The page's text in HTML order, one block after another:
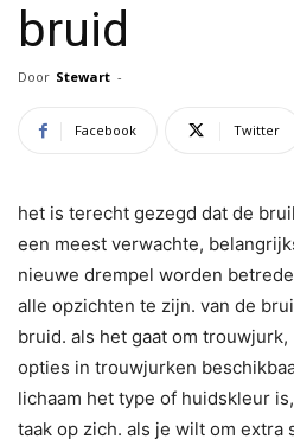
bruid
Door Stewart -
Facebook Twitter
het is terecht gezegd dat de
een meest verwachte,
nieuwe drempel worden
alle opzichten te zijn. van de
bruid. als het gaat om
opties in trouwjurken
lichaam het type of huidskleur
taak op zich. als je wilt om